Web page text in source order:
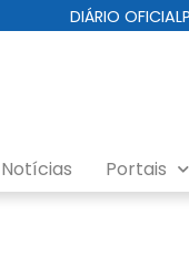
DIÁRIO OFICIAL
Notícias Portais